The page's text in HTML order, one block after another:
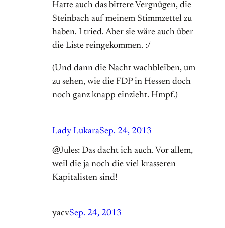
Hatte auch das bittere Vergnügen, die
Steinbach auf meinem Stimmzettel zu
haben. I tried. Aber sie wäre auch über
die Liste reingekommen. :/
(Und dann die Nacht wachbleiben, um
zu sehen, wie die FDP in Hessen doch
noch ganz knapp einzieht. Hmpf.)
Lady LukaraSep. 24, 2013
@Jules: Das dacht ich auch. Vor allem,
weil die ja noch die viel krasseren
Kapitalisten sind!
yacvSep. 24, 2013